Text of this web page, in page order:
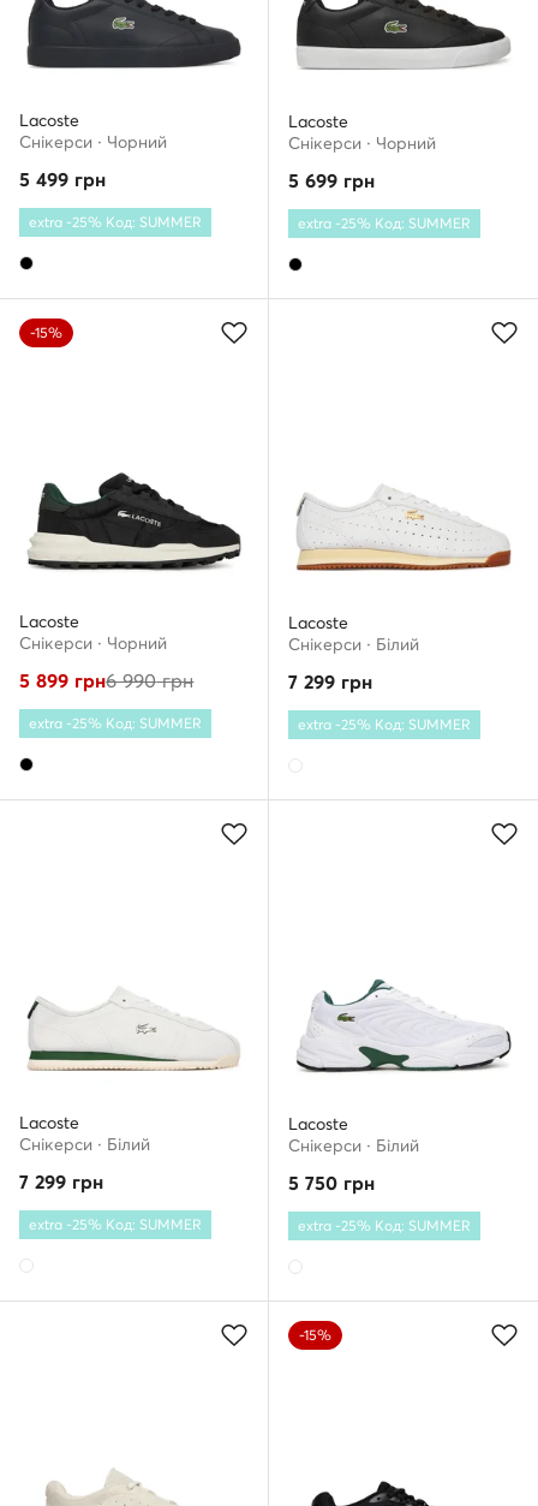
Lacoste
Снікерcи · Чорний
5 499 грн
extra -25% Код: SUMMER
Lacoste
Снікерcи · Чорний
5 699 грн
extra -25% Код: SUMMER
-15%
Lacoste
Снікерcи · Чорний
5 899 грн6 990грн
extra -25% Код: SUMMER
Lacoste
Снікерcи · Білий
7 299 грн
extra -25% Код: SUMMER
Lacoste
Снікерcи · Білий
7 299 грн
extra -25% Код: SUMMER
Lacoste
Снікерcи · Білий
5 750 грн
extra -25% Код: SUMMER
-15%